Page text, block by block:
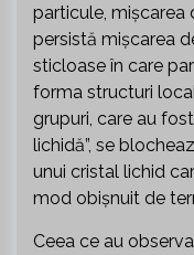
particule, mișcarea
persistă mișcarea
sticloase în care
forma structuri
grupuri, care au
lichidă”, se
unui cristal lichid
mod obișnuit de
Ceea ce au